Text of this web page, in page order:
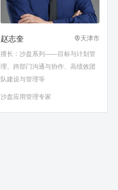
赵志奎 天津市
擅长：沙盘系列——目标与计划管
理、跨部门沟通与协作、高绩效团
队建设与管理等
沙盘应用管理专家